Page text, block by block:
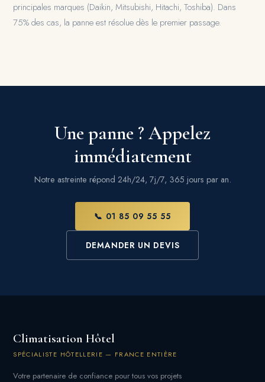
principales marques (Daikin, Mitsubishi, Hitachi, Toshiba). Dans
75% des cas, la panne est résolue dès le premier passage.
Une panne ? Appelez
immédiatement
Notre astreinte répond 24h/24, 7j/7, 365 jours par an.
📞 01 85 09 55 55
DEMANDER UN DEVIS
Climatisation Hôtel
SPÉCIALISTE HÔTELLERIE — FRANCE ENTIÈRE
Votre partenaire de confiance pour tous vos projets